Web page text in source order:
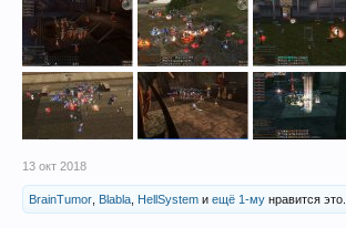
13 окт 2018
BrainTumor, Blabla, HellSystem и ещё 1-му нравится это.